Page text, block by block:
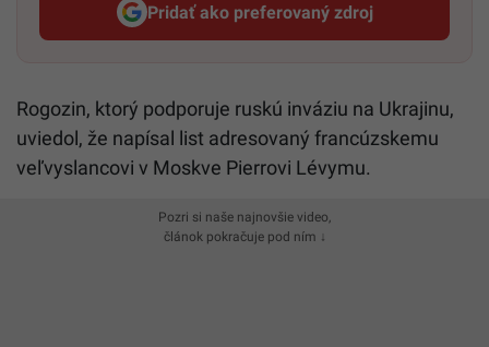
Pridať ako preferovaný zdroj
Startitup, odkaz sa otvorí v
Rogozin, ktorý podporuje ruskú inváziu na Ukrajinu,
uviedol, že napísal list adresovaný francúzskemu
veľvyslancovi v Moskve Pierrovi Lévymu.
Pozri si naše najnovšie video,
článok pokračuje pod ním ↓